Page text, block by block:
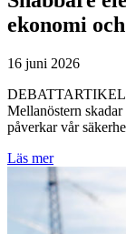
ekonomi
16 juni 2026
Mellanöstern
påverkar vår
Läs mer